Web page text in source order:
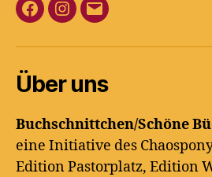
Facebook
Instagram
E-
Über uns
Buchschnittchen/Schöne
eine Initiative des
Edition Pastorplatz, Edition